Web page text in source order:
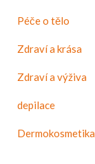
Péče o tělo
Zdraví a krása
Zdraví a výživa
depilace
Dermokosmetika